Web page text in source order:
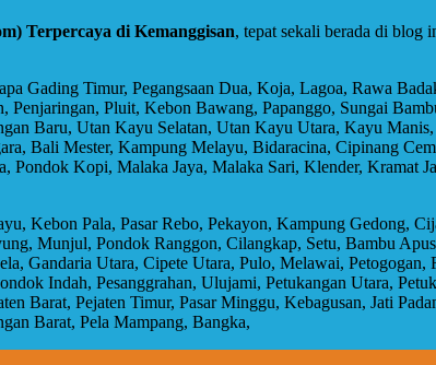
Terpercaya di Kemanggisan, tepat sekali berada di blog
Gading Timur, Pegangsaan Dua, Koja, Lagoa, Rawa
Pluit, Kebon Bawang, Papanggo, Sungai
Baru, Utan Kayu Selatan, Utan Kayu Utara, Kayu
Bali Mester, Kampung Melayu, Bidaracina, Cipinang
Kopi, Malaka Jaya, Malaka Sari, Klender, Kramat
Kebon Pala, Pasar Rebo, Pekayon, Kampung Gedong,
Munjul, Pondok Ranggon, Cilangkap, Setu, Bambu
Gandaria Utara, Cipete Utara, Pulo, Melawai, Petogogan,
Indah, Pesanggrahan, Ulujami, Petukangan Utara,
Barat, Pejaten Timur, Pasar Minggu, Kebagusan, Jati
Barat, Pela Mampang, Bangka,